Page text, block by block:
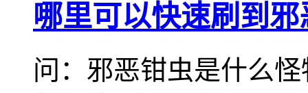
哪里可以快速刷到
问：邪恶钳虫是什么